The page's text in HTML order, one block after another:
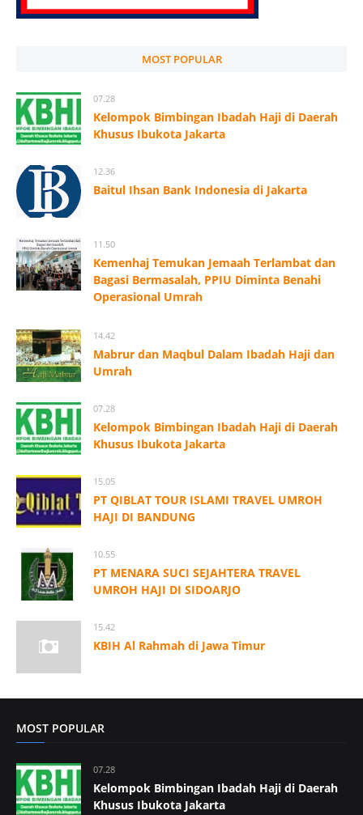
MOST POPULAR
07.28
Kelompok Bimbingan Ibadah Haji di Daerah
Khusus Ibukota Jakarta
12.36
Baitul Ihsan Bank Indonesia di Jakarta
11.50
Kemenhaj Temukan Jemaah Terlambat dan
Bagasi Bermasalah, PPIU Diminta Benahi
Operasional Umrah
14.42
Mabrur dan Maqbul Dalam Ibadah Haji dan
Umrah
07.28
Kelompok Bimbingan Ibadah Haji di Daerah
Khusus Ibukota Jakarta
15.05
PT QIBLAT TOUR ISLAMI TRAVEL UMROH
HAJI DI BANDUNG
10.55
PT MENARA SUCI SEJAHTERA TRAVEL
UMROH HAJI DI SIDOARJO
15.42
KBIH Al Rahmah di Jawa Timur
MOST POPULAR
07.28
Kelompok Bimbingan Ibadah Haji di Daerah
Khusus Ibukota Jakarta